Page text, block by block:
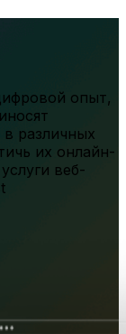
опыт,
различных
их онлайн-
веб-